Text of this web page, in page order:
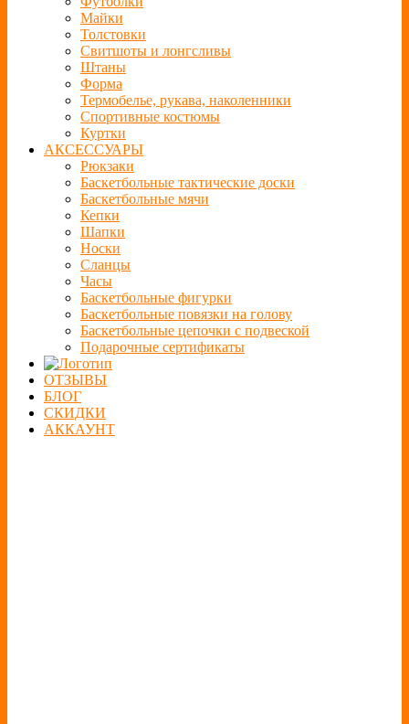
Майки
Толстовки
Свитшоты и лонгсливы
Штаны
Форма
Термобелье, рукава, наколенники
Спортивные костюмы
Куртки
АКСЕССУАРЫ
Рюкзаки
Баскетбольные тактические доски
Баскетбольные мячи
Кепки
Шапки
Носки
Сланцы
Часы
Баскетбольные фигурки
Баскетбольные повязки на голову
Баскетбольные цепочки с подвеской
Подарочные сертификаты
ОТЗЫВЫ
БЛОГ
СКИДКИ
АККАУНТ